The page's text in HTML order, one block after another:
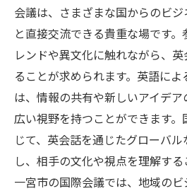
会議は、さまざまな国からのビ
と直接交流できる貴重な場です
レンドや異文化に触れながら、
ることが求められます。英語に
は、情報の共有や新しいアイデ
広い視野を持つことができます
じて、英会話を通じたグローバ
し、相手の文化や視点を理解す
一宮市の国際会議では、地域の